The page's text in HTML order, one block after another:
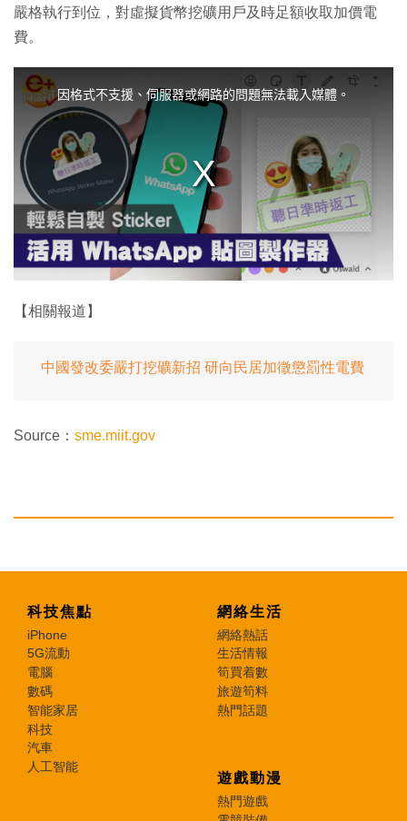
嚴格執行到位，對虛擬貨幣挖礦用戶及時足額收取加價電
費。
d
.
因格式不支援、伺服器或網路的問題無法載入媒體。
【相關報道】
中國發改委嚴打挖礦新招 研向民居加徵懲罰性電費
Source： sme.miit.gov
科技焦點
iPhone
5G流動
電腦
數碼
智能家居
科技
汽車
人工智能
網絡生活
網絡熱話
生活情報
筍買着數
旅遊筍料
熱門話題
遊戲動漫
熱門遊戲